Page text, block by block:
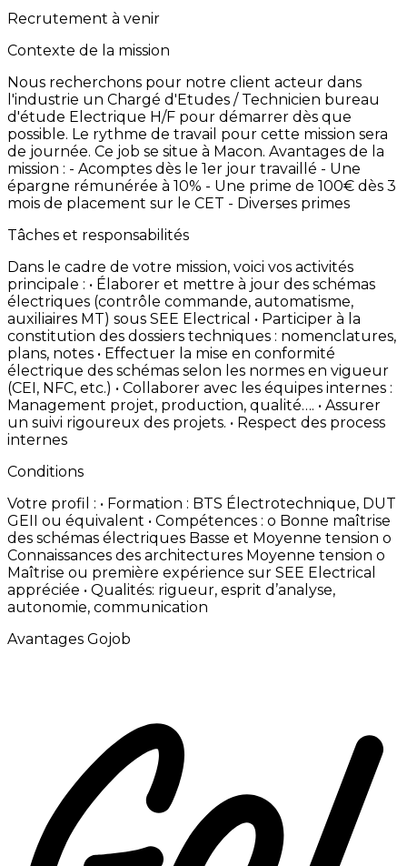
Recrutement à venir
Contexte de la mission
Nous recherchons pour notre client acteur dans
l'industrie un Chargé d'Etudes / Technicien bureau
d'étude Electrique H/F pour démarrer dès que
possible. Le rythme de travail pour cette mission sera
de journée. Ce job se situe à Macon. Avantages de la
mission : - Acomptes dès le 1er jour travaillé - Une
épargne rémunérée à 10% - Une prime de 100€ dès 3
mois de placement sur le CET - Diverses primes
Tâches et responsabilités
Dans le cadre de votre mission, voici vos activités
principale : • Élaborer et mettre à jour des schémas
électriques (contrôle commande, automatisme,
auxiliaires MT) sous SEE Electrical • Participer à la
constitution des dossiers techniques : nomenclatures,
plans, notes • Effectuer la mise en conformité
électrique des schémas selon les normes en vigueur
(CEI, NFC, etc.) • Collaborer avec les équipes internes :
Management projet, production, qualité…. • Assurer
un suivi rigoureux des projets. • Respect des process
internes
Conditions
Votre profil : • Formation : BTS Électrotechnique, DUT
GEII ou équivalent • Compétences : o Bonne maîtrise
des schémas électriques Basse et Moyenne tension o
Connaissances des architectures Moyenne tension o
Maîtrise ou première expérience sur SEE Electrical
appréciée • Qualités: rigueur, esprit d’analyse,
autonomie, communication
Avantages Gojob